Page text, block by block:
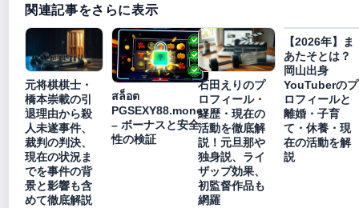
関連記事をさらに表示
元将棋棋士・
橋本崇載の引
退理由から殺
人未遂事件、
裁判の判決、
現在の状況ま
でを事件の背
景と影響も含
めて徹底解説
สล็อต
PGSEXY88.money
– ボーナスと安全
性の検証
石田えりのプ
ロフィール・
経歴・現在の
活動を徹底解
説！元旦那や
独身説、ライ
ザップ効果、
初監督作品も
網羅
【2026年】ま
あたそとは？
岡山出身
YouTuberのプ
ロフィールと
離婚・子育
て・休養・現
在の活動を解
説